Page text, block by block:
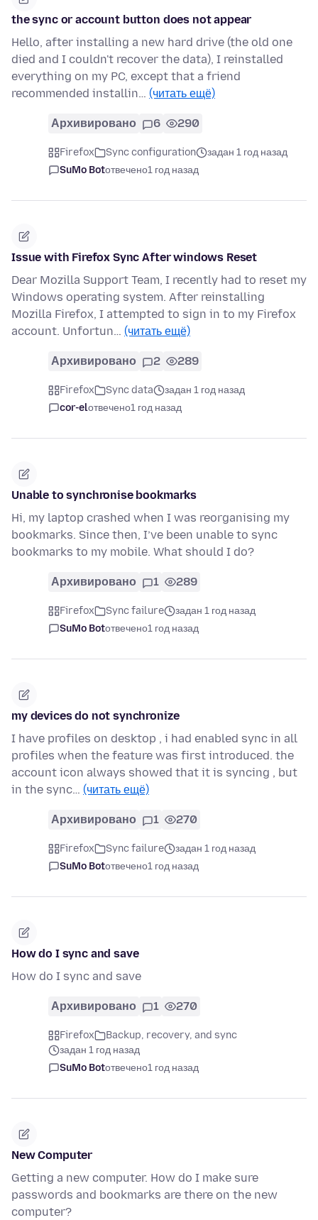
the sync or account button does not appear
Hello, after installing a new hard drive (the old one
died and I couldn't recover the data), I reinstalled
everything on my PC, except that a friend
recommended installin… (читать ещё)
Архивировано 6 290
Firefox Sync configuration
задан 1 год назад
SuMo Botотвечено1 год назад
Issue with Firefox Sync After windows Reset
Dear Mozilla Support Team, I recently had to reset my
Windows operating system. After reinstalling
Mozilla Firefox, I attempted to sign in to my Firefox
account. Unfortun… (читать ещё)
Архивировано 2 289
Firefox Sync data
задан 1 год назад
cor-elотвечено1 год назад
Unable to synchronise bookmarks
Hi, my laptop crashed when I was reorganising my
bookmarks. Since then, I’ve been unable to sync
bookmarks to my mobile. What should I do?
Архивировано 1 289
Firefox Sync failure
задан 1 год назад
SuMo Botотвечено1 год назад
my devices do not synchronize
I have profiles on desktop , i had enabled sync in all
profiles when the feature was first introduced. the
account icon always showed that it is syncing , but
in the sync… (читать ещё)
Архивировано 1 270
Firefox Sync failure
задан 1 год назад
SuMo Botотвечено1 год назад
How do I sync and save
How do I sync and save
Архивировано 1 270
Firefox
Backup, recovery, and sync
задан 1 год назад
SuMo Botотвечено1 год назад
New Computer
Getting a new computer. How do I make sure
passwords and bookmarks are there on the new
computer?